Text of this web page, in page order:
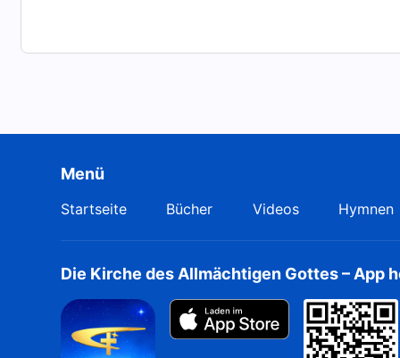
Menü
Startseite Bücher Videos Hymnen
Die Kirche des Allmächtigen Gottes – App